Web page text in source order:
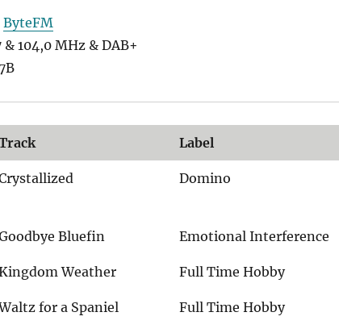
ByteFM
104,0 MHz & DAB+
Label
Domino
Bluefin Emotional Interference
Weather Full Time Hobby
for a Spaniel Full Time Hobby